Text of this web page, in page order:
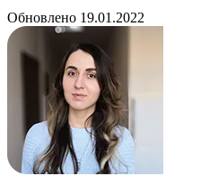
Обновлено 19.01.2022